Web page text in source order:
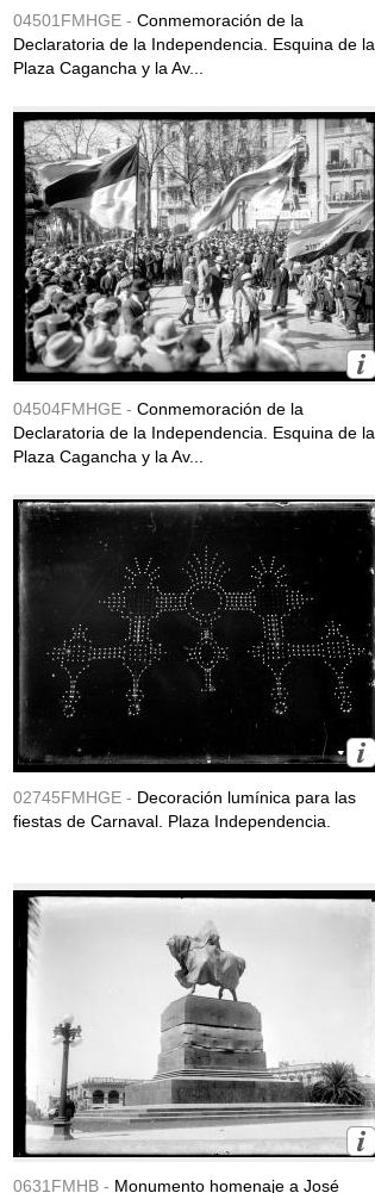
04501FMHGE - Conmemoración de la
Declaratoria de la Independencia. Esquina de la
Plaza Cagancha y la Av...
04504FMHGE - Conmemoración de la
Declaratoria de la Independencia. Esquina de la
Plaza Cagancha y la Av...
02745FMHGE - Decoración lumínica para las
fiestas de Carnaval. Plaza Independencia.
0631FMHB - Monumento homenaje a José